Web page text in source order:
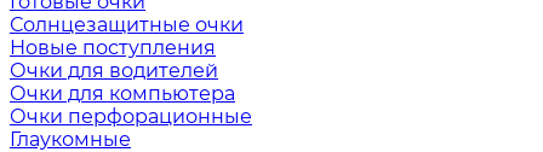
Солнцезащитные очки
Новые поступления
Очки для водителей
Очки для компьютера
Очки перфорационные
Глаукомные